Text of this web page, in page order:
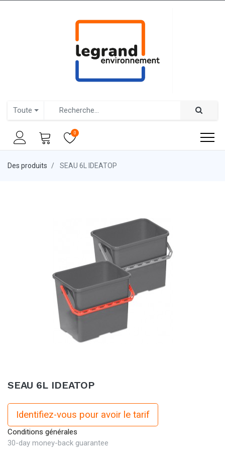
Toute
0
Des produits SEAU 6L IDEATOP
SEAU 6L IDEATOP
Identifiez-vous pour avoir le tarif
Conditions générales
30-day money-back guarantee